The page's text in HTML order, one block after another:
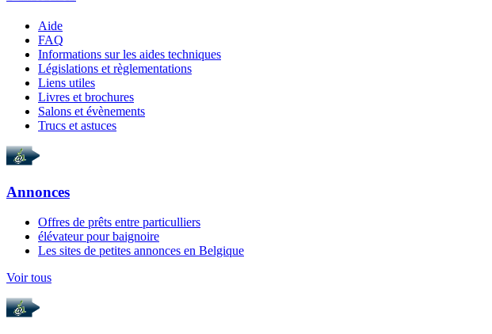
Aide
FAQ
Informations sur les aides techniques
Législations et règlementations
Liens utiles
Livres et brochures
Salons et évènements
Trucs et astuces
Annonces
Offres de prêts entre particulliers
élévateur pour baignoire
Les sites de petites annonces en Belgique
Voir tous